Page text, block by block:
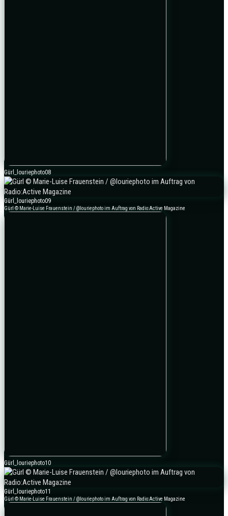
Gürl_louriephoto08
Gürl_louriephoto09
Gürl © Marie-Luise Frauenstein / @louriephoto im Auftrag von Radio:Active Magazine
Gürl_louriephoto10
Gürl_louriephoto11
Gürl © Marie-Luise Frauenstein / @louriephoto im Auftrag von Radio:Active Magazine